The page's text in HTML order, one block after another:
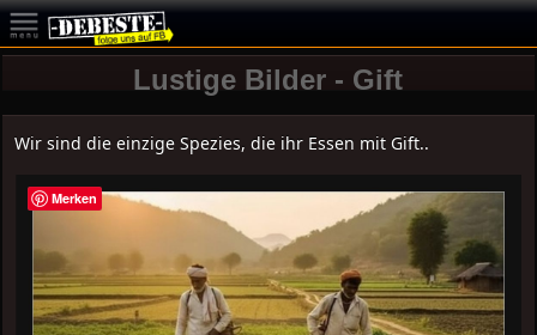
Lustige Bilder - Gift
Wir sind die einzige Spezies, die ihr Essen mit Gift..
Merken